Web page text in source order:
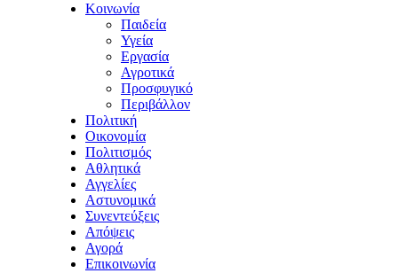
Κοινωνία
Παιδεία
Υγεία
Εργασία
Αγροτικά
Προσφυγικό
Περιβάλλον
Πολιτική
Οικονομία
Πολιτισμός
Αθλητικά
Αγγελίες
Αστυνομικά
Συνεντεύξεις
Απόψεις
Αγορά
Επικοινωνία